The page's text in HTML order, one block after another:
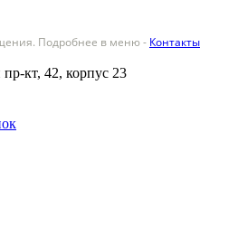
Подробнее в меню - Контакты
кт, 42, корпус 23